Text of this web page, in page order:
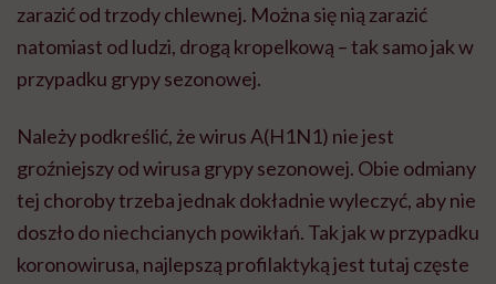
zarazić od trzody chlewnej. Można się nią zarazić
natomiast od ludzi, drogą kropelkową – tak samo jak w
przypadku grypy sezonowej.
Należy podkreślić, że wirus A(H1N1) nie jest
groźniejszy od wirusa grypy sezonowej. Obie odmiany
tej choroby trzeba jednak dokładnie wyleczyć, aby nie
doszło do niechcianych powikłań. Tak jak w przypadku
koronowirusa, najlepszą profilaktyką jest tutaj częste